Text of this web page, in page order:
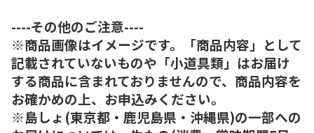
----その他のご注意----
※商品画像はイメージです。「商品内容」として
記載されていないものや「小道具類」はお届け
する商品に含まれておりませんので、商品内容を
お確かめの上、お申込みください。
※島しょ(東京都・鹿児島県・沖縄県)の一部への